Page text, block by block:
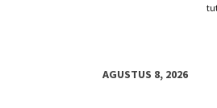
AGUSTUS 8, 2026